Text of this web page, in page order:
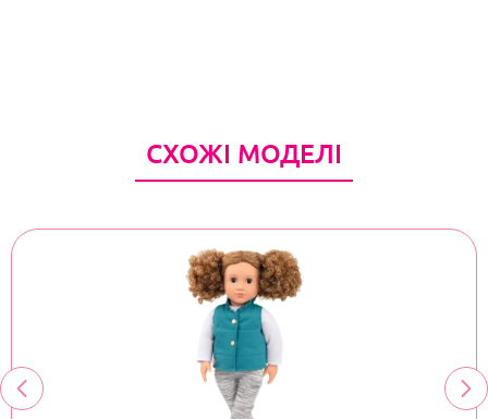
СХОЖІ МОДЕЛІ